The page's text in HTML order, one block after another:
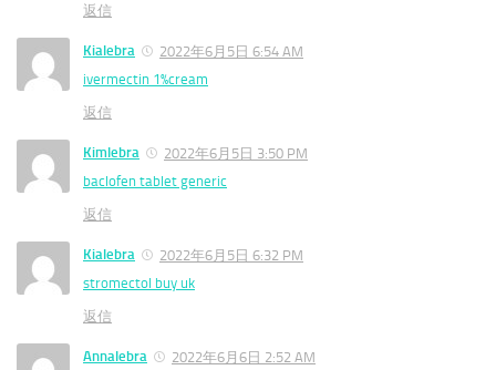
返信
Kialebra
2022年6月5日 6:54 AM
ivermectin 1%cream
返信
Kimlebra
2022年6月5日 3:50 PM
baclofen tablet generic
返信
Kialebra
2022年6月5日 6:32 PM
stromectol buy uk
返信
Annalebra
2022年6月6日 2:52 AM